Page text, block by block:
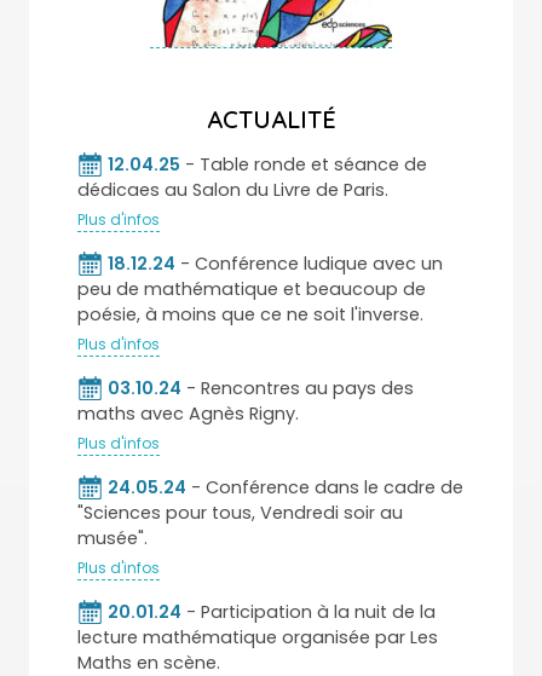
ACTUALITÉ
12.04.25 - Table ronde et séance de
dédicaes au Salon du Livre de Paris.
Plus d'infos
18.12.24 - Conférence ludique avec un
peu de mathématique et beaucoup de
poésie, à moins que ce ne soit l'inverse.
Plus d'infos
03.10.24 - Rencontres au pays des
maths avec Agnès Rigny.
Plus d'infos
24.05.24 - Conférence dans le cadre de
"Sciences pour tous, Vendredi soir au
musée".
Plus d'infos
20.01.24 - Participation à la nuit de la
lecture mathématique organisée par Les
Maths en scène.